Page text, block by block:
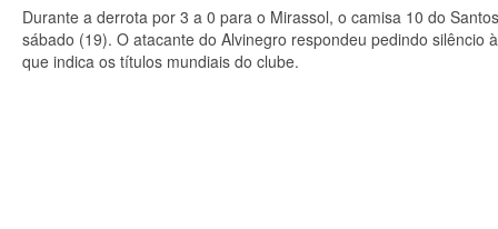
Durante a derrota por 3 a 0 para o Mirassol, o camisa 10 do
sábado (19). O atacante do Alvinegro respondeu pedindo
que indica os títulos mundiais do clube.